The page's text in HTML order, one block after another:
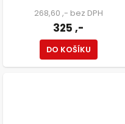
268,60 ,- bez DPH
325 ,-
DO KOŠÍKU